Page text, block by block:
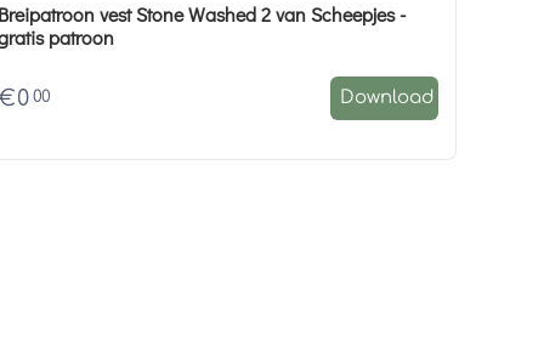
Breipatroon vest Stone Washed 2 van Scheepjes -
patroon
0 00 Download